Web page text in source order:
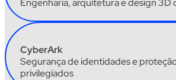
CyberArk
Segurança de identidades e
privilegiados